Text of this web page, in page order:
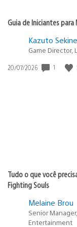
Guia de Iniciantes para
Kazuto Sekine
Game Director,
Data
20/07/2026 1
Tudo o que você
Fighting Souls
Melaine Brou
Senior
Entertainment